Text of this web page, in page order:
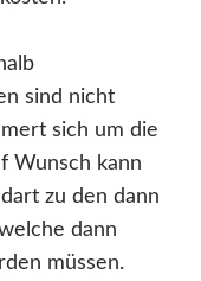
sind nicht
sich um die
Wunsch kann
zu den dann
dann
müssen.